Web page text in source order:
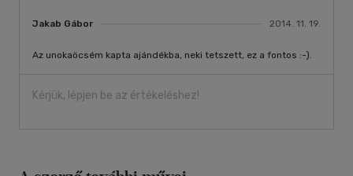
Jakab Gábor 2014. 11. 19.
Az unokaöcsém kapta ajándékba, neki tetszett, ez a fontos :-).
Kérjük, lépjen be az értékeléshez!